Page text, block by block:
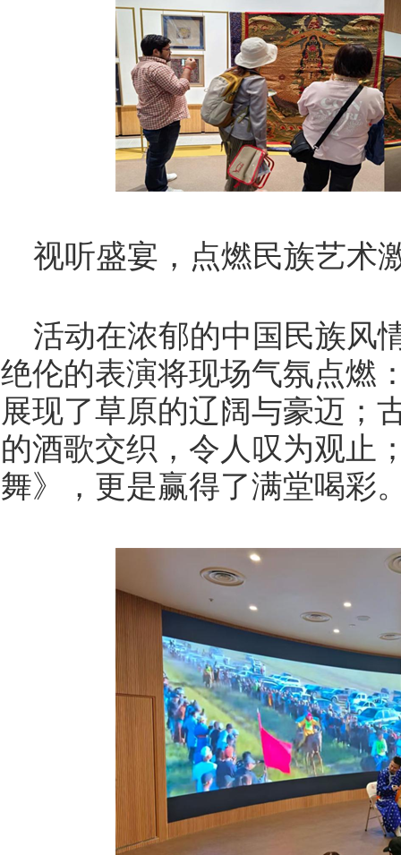
视听盛宴，点燃民族艺术
活动在浓郁的中国民族风
绝伦的表演将现场气氛点燃
展现了草原的辽阔与豪迈；
的酒歌交织，令人叹为观止
舞》，更是赢得了满堂喝彩